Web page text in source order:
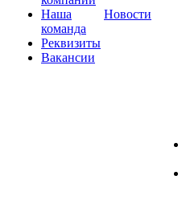
Наша
команда
Реквизиты
Вакансии
Новости